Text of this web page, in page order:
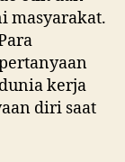
masyarakat.
kerja
diri saat